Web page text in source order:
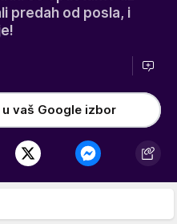
predah od posla, i
u vaš Google izbor